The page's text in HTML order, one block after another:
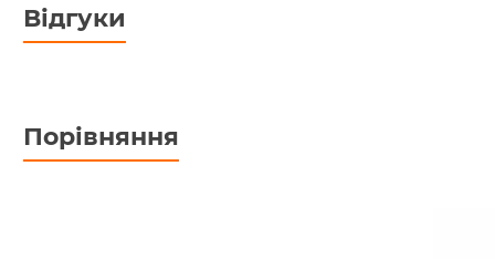
Відгуки
Порівняння